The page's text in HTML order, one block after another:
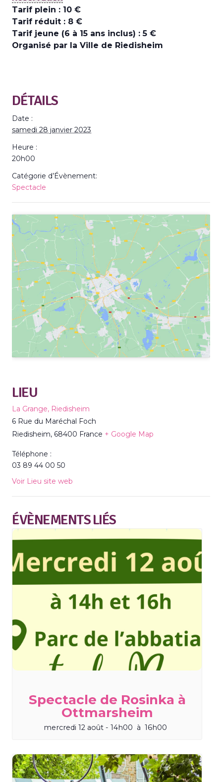
Tarif plein : 10 €
Tarif réduit : 8 €
Tarif jeune (6 à 15 ans inclus) : 5 €
Organisé par la Ville de Riedisheim
DÉTAILS
Date :
samedi 28 janvier 2023
Heure :
20h00
Catégorie d’Évènement:
Spectacle
LIEU
La Grange, Riedisheim
6 Rue du Maréchal Foch
Riedisheim, 68400 France + Google Map
Téléphone :
03 89 44 00 50
Voir Lieu site web
ÉVÈNEMENTS LIÉS
Spectacle de Rosinka à
Ottmarsheim
mercredi 12 août - 14h00 à 16h00